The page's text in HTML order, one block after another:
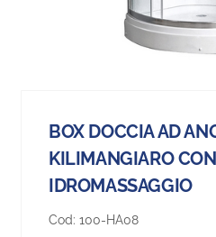
BOX DOCCIA AD
KILIMANGIARO CON
IDROMASSAGGIO
Cod: 100-HA08